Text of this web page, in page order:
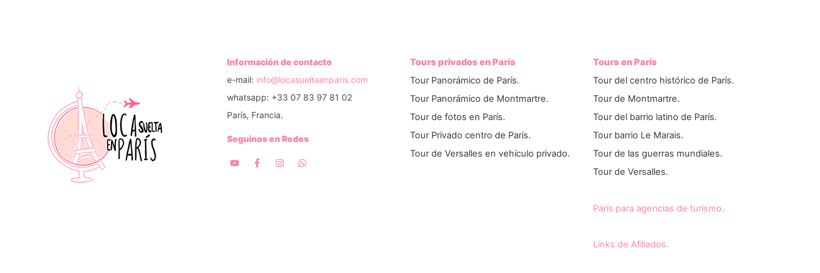
Información de contacto
e-mail: info@locasueltaenparis.com
whatsapp: +33 07 83 97 81 02
París, Francia.
Seguinos en Redes
Tours privados en París
Tour Panorámico de París.
Tour Panorámico de Montmartre.
Tour de fotos en París.
Tour Privado centro de París.
Tour de Versalles en vehículo privado.
Tours en París
Tour del centro histórico de París.
Tour de Montmartre.
Tour del barrio latino de París.
Tour barrio Le Marais.
Tour de las guerras mundiales.
Tour de Versalles.
París para agencias de turismo.
Links de Afiliados.